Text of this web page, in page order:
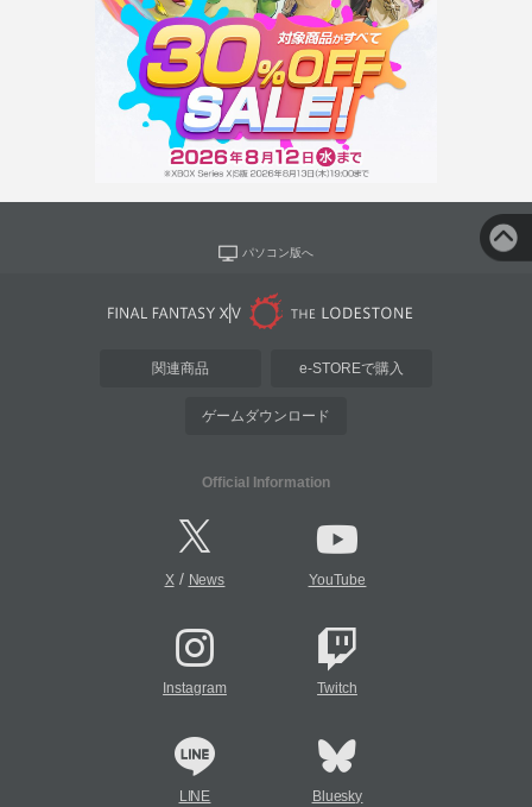
パソコン版へ
関連商品 e-STOREで購入
ゲームダウンロード
Official Information
X/ News YouTube
Instagram Twitch
LINE Bluesky